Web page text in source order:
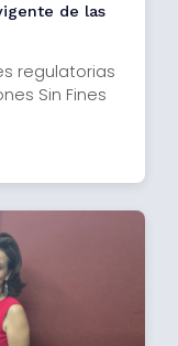
de las
regulatorias
Sin Fines